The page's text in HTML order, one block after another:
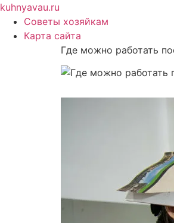
Перейти
содержимому
kuhnyavau.ru
Советы хозяйкам
Карта сайта
Где можно работать